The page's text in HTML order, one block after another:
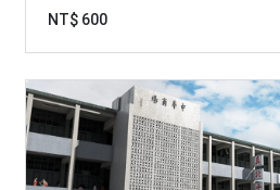
NT$ 600